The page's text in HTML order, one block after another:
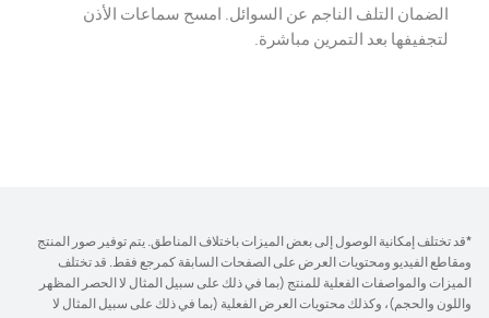
الضمان التلف الناجم عن السوائل. امسح سماعات الأذن
لتجفيفها⁠ بعد التمرين مباشرة.‎
*قد تختلف إمكانية الوصول إلى بعض الميزات باختلاف المناطق. يتم توفير صور المنتج
ومقاطع الفيديو ومحتويات العرض على الصفحات السابقة كمرجع فقط. قد تختلف
الميزات والمواصفات الفعلية للمنتج (بما في ذلك على سبيل المثال لا الحصر المظهر
واللون والحجم)، وكذلك محتويات العرض الفعلية (بما في ذلك على سبيل المثال لا